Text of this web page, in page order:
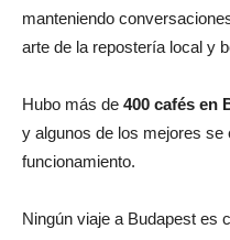
manteniendo
arte de la repostería local y
Hubo más de 400 cafés en
y algunos de los mejores se
funcionamiento.
Ningún viaje a Budapest es